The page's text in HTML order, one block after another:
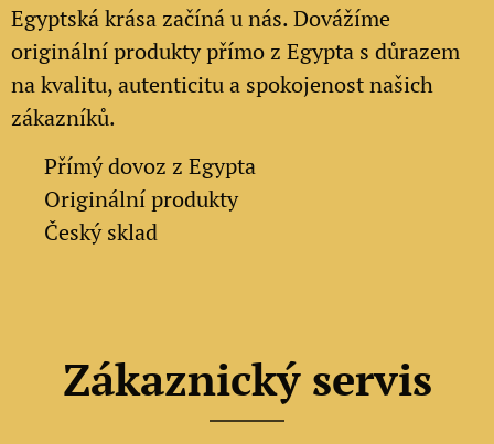
Egyptská krása začíná u nás. Dovážíme
originální produkty přímo z Egypta s důrazem
na kvalitu, autenticitu a spokojenost našich
zákazníků.
Přímý dovoz z Egypta
Originální produkty
✔ Český sklad
Zákaznický servis